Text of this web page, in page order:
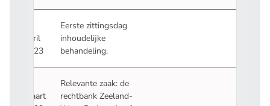
april
2023
Eerste zittingsdag
inhoudelijke
behandeling.
maart
Relevante zaak: de
rechtbank Zeeland-